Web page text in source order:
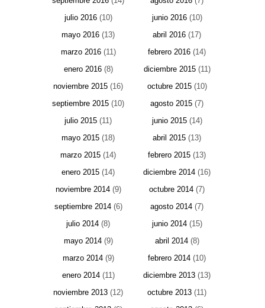
julio 2016(10) junio 2016(10)
mayo 2016 (13) abril 2016 (17)
marzo 2016(11) febrero 2016 (14)
enero 2016(8) diciembre 2015(11)
noviembre 2015 (16) octubre 2015(10)
septiembre 2015 (10) agosto 2015 (7)
julio 2015 (11) junio 2015(14)
mayo 2015 (18) abril 2015 (13)
marzo 2015 (14) febrero 2015 (13)
enero 2015 (14) diciembre 2014 (16)
noviembre 2014(9) octubre 2014 (7)
septiembre 2014(6) agosto 2014 (7)
julio 2014 (8) junio 2014(15)
mayo 2014(9) abril 2014(8)
marzo 2014(9) febrero 2014 (10)
enero 2014(11) diciembre 2013 (13)
noviembre 2013 (12) octubre 2013 (11)